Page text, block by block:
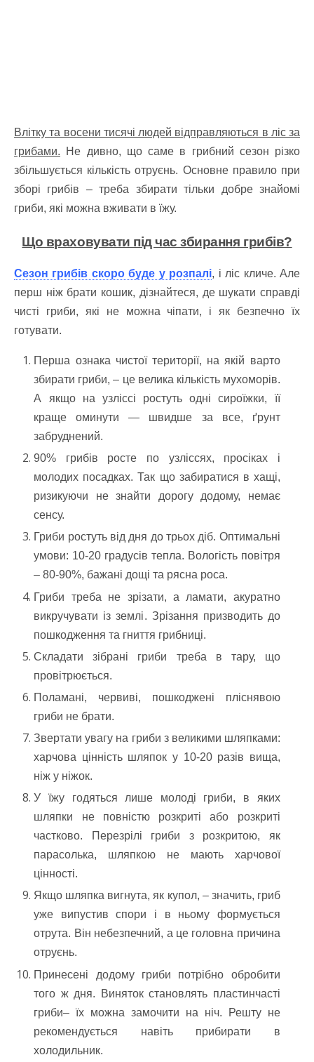
Влітку та восени тисячі людей відправляються в ліс за
грибами. Не дивно, що саме в грибний сезон різко
збільшується кількість отруєнь. Основне правило при
зборі грибів – треба збирати тільки добре знайомі
гриби, які можна вживати в їжу.
Що враховувати під час збирання грибів?
Сезон грибів скоро буде у розпалі, і ліс кличе. Але
перш ніж брати кошик, дізнайтеся, де шукати справді
чисті гриби, які не можна чіпати, і як безпечно їх
готувати.
Перша ознака чистої території, на якій варто
збирати гриби, – це велика кількість мухоморів.
А якщо на узліссі ростуть одні сироїжки, її
краще оминути — швидше за все, ґрунт
забруднений.
90% грибів росте по узліссях, просіках і
молодих посадках. Так що забиратися в хащі,
ризикуючи не знайти дорогу додому, немає
сенсу.
Гриби ростуть від дня до трьох діб. Оптимальні
умови: 10-20 градусів тепла. Вологість повітря
– 80-90%, бажані дощі та рясна роса.
Гриби треба не зрізати, а ламати, акуратно
викручувати із землі. Зрізання призводить до
пошкодження та гниття грибниці.
Складати зібрані гриби треба в тару, що
провітрюється.
Поламані, червиві, пошкоджені пліснявою
гриби не брати.
Звертати увагу на гриби з великими шляпками:
харчова цінність шляпок у 10-20 разів вища,
ніж у ніжок.
У їжу годяться лише молоді гриби, в яких
шляпки не повністю розкриті або розкриті
частково. Перезрілі гриби з розкритою, як
парасолька, шляпкою не мають харчової
цінності.
Якщо шляпка вигнута, як купол, – значить, гриб
уже випустив спори і в ньому формується
отрута. Він небезпечний, а це головна причина
отруєнь.
Принесені додому гриби потрібно обробити
того ж дня. Виняток становлять пластинчасті
гриби– їх можна замочити на ніч. Решту не
рекомендується навіть прибирати в
холодильник.